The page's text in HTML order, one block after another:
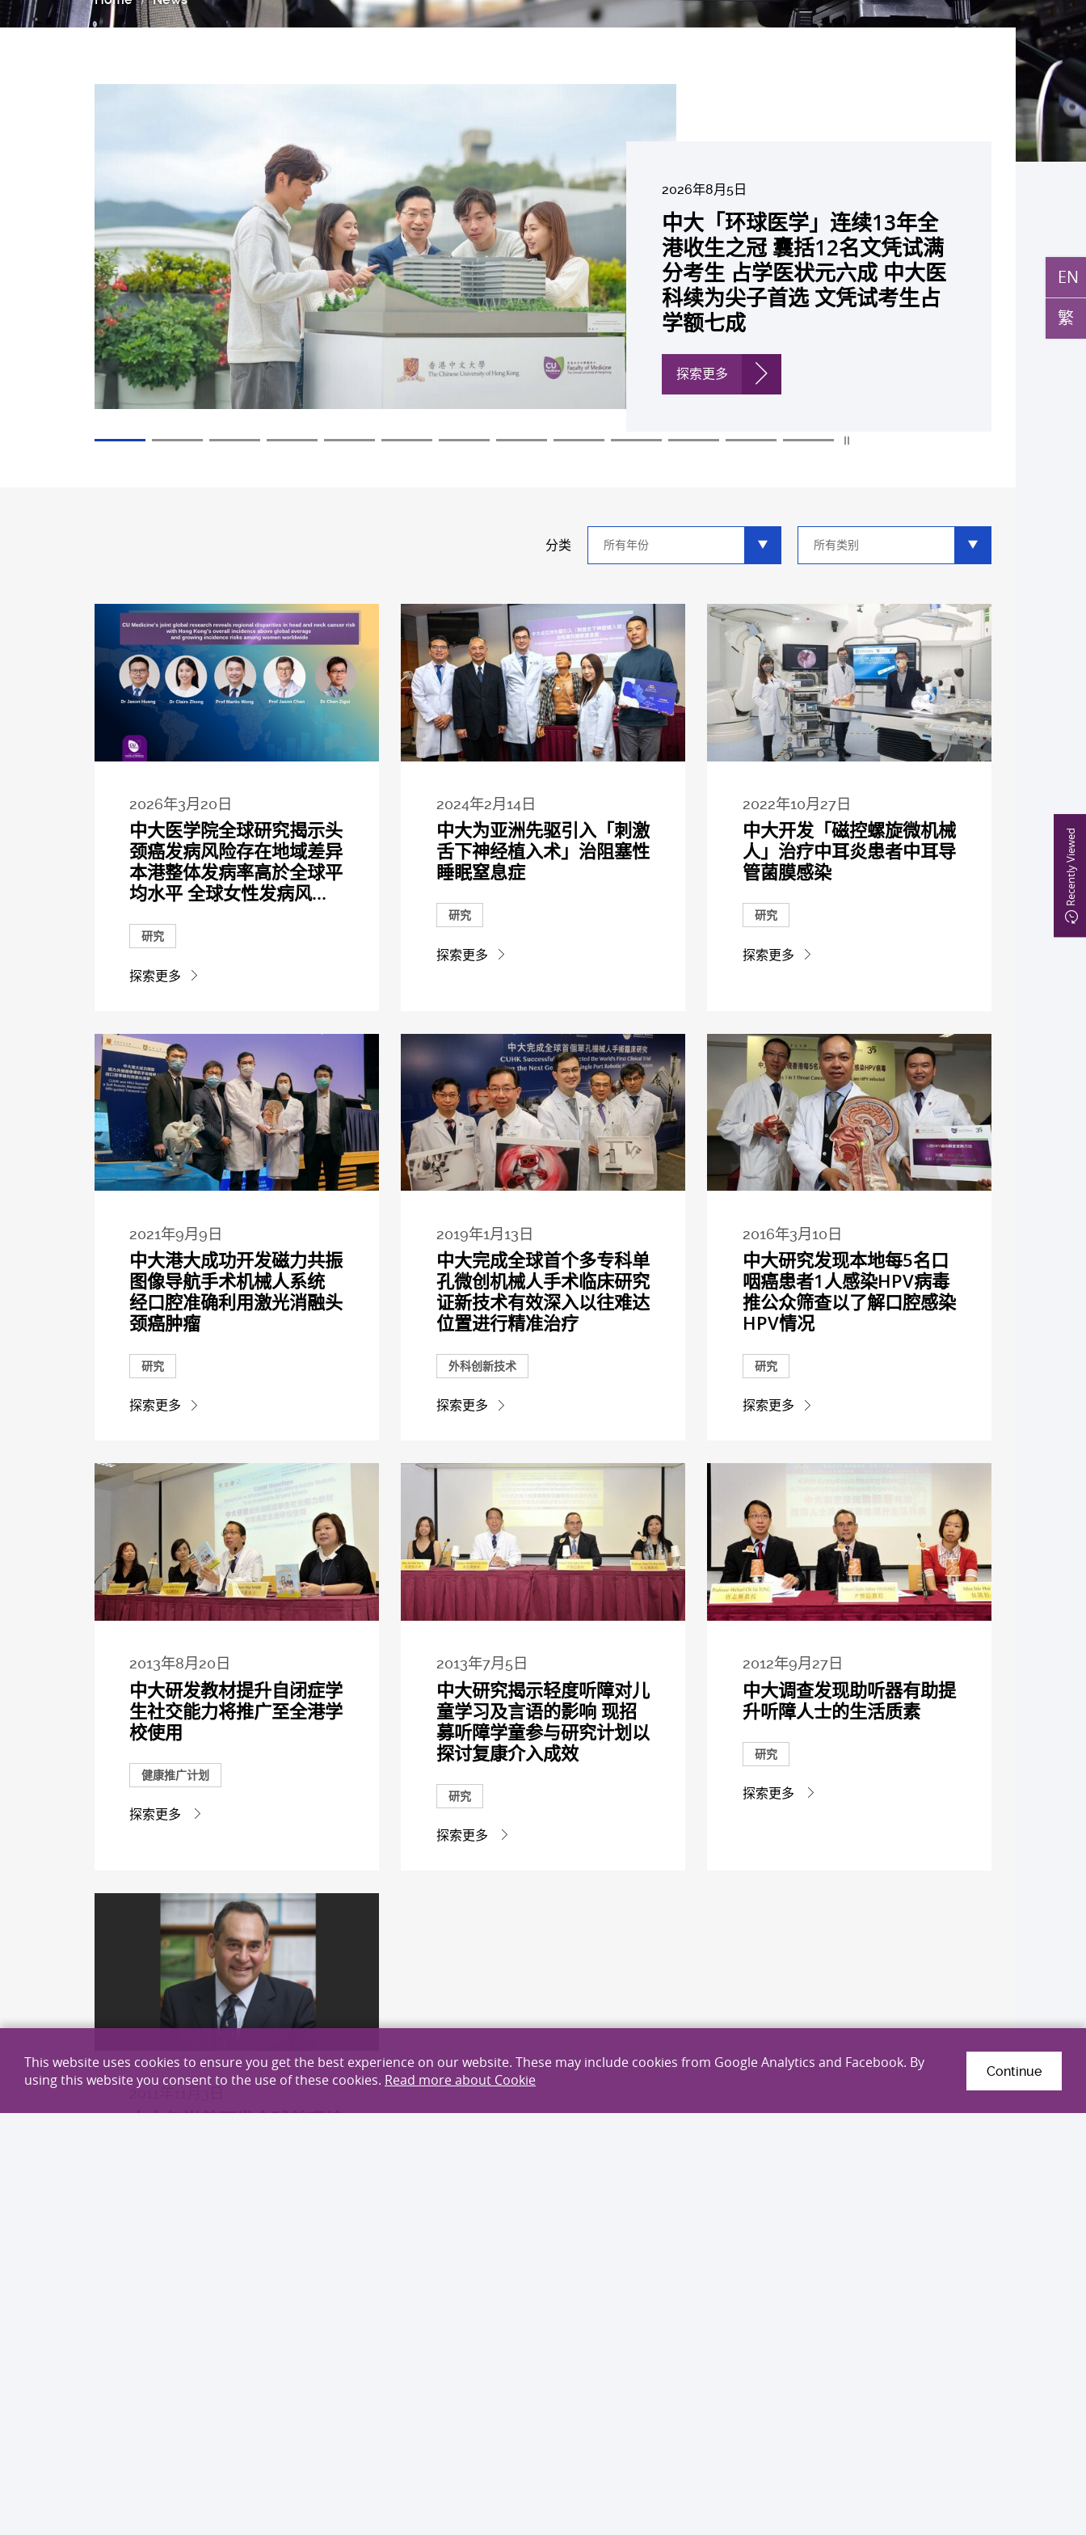
Recently Viewed
EN
繁
2026年8月5日
中大「环球医学」连续13年全
港收生之冠 囊括12名文凭试满
分考生 占学医状元六成 中大医
科续为尖子首选 文凭试考生占
学额七成
探索更多
2026年7月27日
中大成立崭新 ITECH医疗科技
评估平台 推动健康经济分析及
价值医疗
中大研发「AI-OCT」系统助测
糖尿黄斑水肿 假阳性转介个案
锐减六成 缩短患者轮候诊症时
间
探索更多
中大黄秀娟教授获颁中国工程界
最高荣誉「光华工程科技奖」
成为今届医药衞生领域唯一香港
学者
探索更多
中大新设「香港中文大学凤凰奖
学金」嘉许公开试状元 鼓励学
医状元走出课堂放眼世界 装备
21世纪妙手仁医
探索更多
中大全新一站式PGT-Plus方案
精准辨识传统检测中复杂基因异
常「盲点」 降低人工受孕流产
及异常妊娠风险
探索更多
2026年6月22日
中大发现青光眼治疗新靶点 小
鼠实验证实可恢复七成视力 有
助开创崭新神经保护疗法
探索更多
2026年6月17日
中大成功拆解肝癌免疫治疗耐药
性机制 揭一种免疫细胞具「除
废喂食」新功能助癌细胞耐药性
探索更多
2026年6月10日
中大与多名全球专家共同牵头跨
国肺癌研究 逾半晚期ALK阳性
肺癌病人七年无恶化 因特定基
因异常而引起的肺癌有望变成
「慢性病」 患者可与病共存
探索更多
2026年6月5日
中大教授陈重娥获颁「清野裕杰
出领袖奖」 成为本港首名学者
荣膺亚洲糖尿病教研最高荣誉
探索更多
2026年6月2日
中大汇聚逾200位区域专家 探讨
私人医疗保险如何推动全民健康
覆盖
探索更多
2026年5月19日
中大张源津医生成首位亚洲研究
员 荣获国际泌尿科权威奖项
John K. Lattimer 讲座奖
探索更多
2026年5月14日
中大取得「从实验室到临床应
用」研究突破 初步证实GLP-1
药物可改善严重中风康复情况
探索更多
分类
类
分
2026年3月20日
中大医学院全球研究揭示头
颈癌发病风险存在地域差异
本港整体发病率高於全球平
均水平 全球女性发病风...
研究
探索更多
2024年2月14日
中大为亚洲先驱引入「刺激
舌下神经植入术」治阻塞性
睡眠窒息症
研究
探索更多
2022年10月27日
中大开发「磁控螺旋微机械
人」治疗中耳炎患者中耳导
管菌膜感染
研究
探索更多
2021年9月9日
中大港大成功开发磁力共振
图像导航手术机械人系统
经口腔准确利用激光消融头
颈癌肿瘤
研究
探索更多
2019年1月13日
中大完成全球首个多专科单
孔微创机械人手术临床研究
证新技术有效深入以往难达
位置进行精准治疗
外科创新技术
探索更多
2016年3月10日
中大研究发现本地每5名口
咽癌患者1人感染HPV病毒
推公众筛查以了解口腔感染
HPV情况
研究
探索更多
2013年8月20日
中大研发教材提升自闭症学
生社交能力将推广至全港学
校使用
健康推广计划
探索更多
2013年7月5日
中大研究揭示轻度听障对儿
童学习及言语的影响 现招
募听障学童参与研究计划以
探讨复康介入成效
研究
探索更多
2012年9月27日
中大调查发现助听器有助提
升听障人士的生活质素
研究
探索更多
2011年11月3日
中大与尚普研发全球首项结
This website uses cookies to ensure you get the best experience on our website. These may include cookies from Google Analytics and Facebook. By
using this website you consent to the use of these cookies. Read more about Cookie Continue